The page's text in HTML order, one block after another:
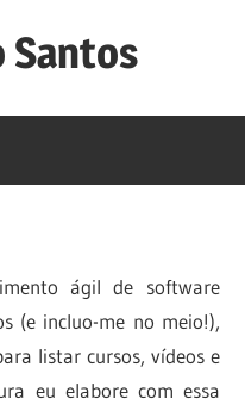
Santos
ágil de software
(e incluo-me no meio!),
listar cursos, vídeos e
eu elabore com essa